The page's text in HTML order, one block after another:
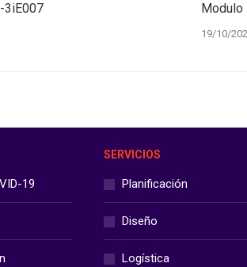
3iE007 Modulo
19/10/
19
SERVICIOS
Planificación
Diseño
Logística